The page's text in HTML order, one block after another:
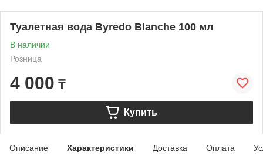
Туалетная вода Byredo Blanche 100 мл
В наличии
Розница
4 000 ₸
Купить
Описание Характеристики Доставка Оплата